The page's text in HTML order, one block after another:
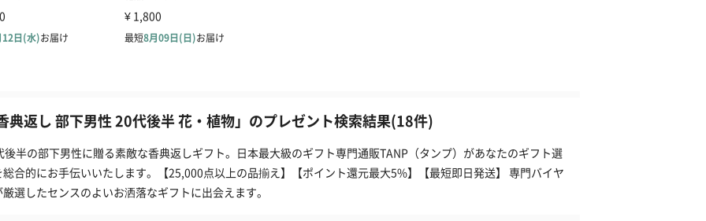
典返し 部下男性 20代後半 花・植物」のプレゼント検索結果(18件)
後半の部下男性に贈る素敵な香典返しギフト。日本最大級のギフト専門通販TANP（タンプ）があなたのギフト選
総合的にお手伝いいたします。【25,000点以上の品揃え】【ポイント還元最大5%】【最短即日発送】 専門バイヤ
選したセンスのよいお洒落なギフトに出会えます。